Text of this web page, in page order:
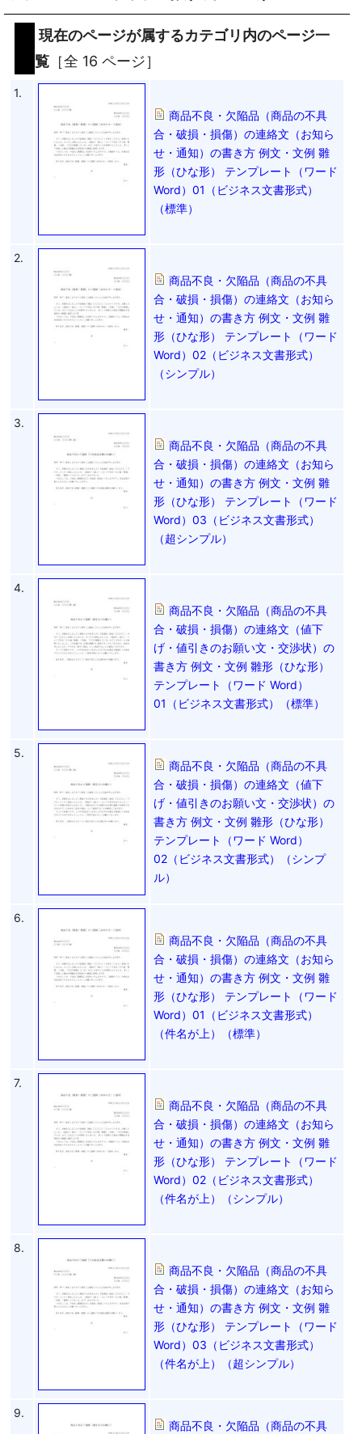
現在のページが属するカテゴリ内のページ一
覧 ［全 16 ページ］
1.
商品不良・欠陥品（商品の不具
合・破損・損傷）の連絡文（お知ら
せ・通知）の書き方 例文・文例 雛
形（ひな形） テンプレート（ワード
Word）01（ビジネス文書形式）
（標準）
2.
商品不良・欠陥品（商品の不具
合・破損・損傷）の連絡文（お知ら
せ・通知）の書き方 例文・文例 雛
形（ひな形） テンプレート（ワード
Word）02（ビジネス文書形式）
（シンプル）
3.
商品不良・欠陥品（商品の不具
合・破損・損傷）の連絡文（お知ら
せ・通知）の書き方 例文・文例 雛
形（ひな形） テンプレート（ワード
Word）03（ビジネス文書形式）
（超シンプル）
4.
商品不良・欠陥品（商品の不具
合・破損・損傷）の連絡文（値下
げ・値引きのお願い文・交渉状）の
書き方 例文・文例 雛形（ひな形）
テンプレート（ワード Word）
01（ビジネス文書形式）（標準）
5.
商品不良・欠陥品（商品の不具
合・破損・損傷）の連絡文（値下
げ・値引きのお願い文・交渉状）の
書き方 例文・文例 雛形（ひな形）
テンプレート（ワード Word）
02（ビジネス文書形式）（シンプ
ル）
6.
商品不良・欠陥品（商品の不具
合・破損・損傷）の連絡文（お知ら
せ・通知）の書き方 例文・文例 雛
形（ひな形） テンプレート（ワード
Word）01（ビジネス文書形式）
（件名が上）（標準）
7.
商品不良・欠陥品（商品の不具
合・破損・損傷）の連絡文（お知ら
せ・通知）の書き方 例文・文例 雛
形（ひな形） テンプレート（ワード
Word）02（ビジネス文書形式）
（件名が上）（シンプル）
8.
商品不良・欠陥品（商品の不具
合・破損・損傷）の連絡文（お知ら
せ・通知）の書き方 例文・文例 雛
形（ひな形） テンプレート（ワード
Word）03（ビジネス文書形式）
（件名が上）（超シンプル）
9.
商品不良・欠陥品（商品の不具